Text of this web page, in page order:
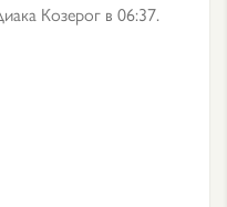
Козерог в 06:37.